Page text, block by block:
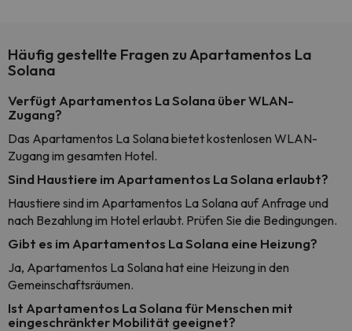
Häufig gestellte Fragen zu Apartamentos La
Solana
Verfügt Apartamentos La Solana über WLAN-
Zugang?
Das Apartamentos La Solana bietet kostenlosen WLAN-
Zugang im gesamten Hotel.
Sind Haustiere im Apartamentos La Solana erlaubt?
Haustiere sind im Apartamentos La Solana auf Anfrage und
nach Bezahlung im Hotel erlaubt. Prüfen Sie die Bedingungen.
Gibt es im Apartamentos La Solana eine Heizung?
Ja, Apartamentos La Solana hat eine Heizung in den
Gemeinschaftsräumen.
Ist Apartamentos La Solana für Menschen mit
eingeschränkter Mobilität geeignet?